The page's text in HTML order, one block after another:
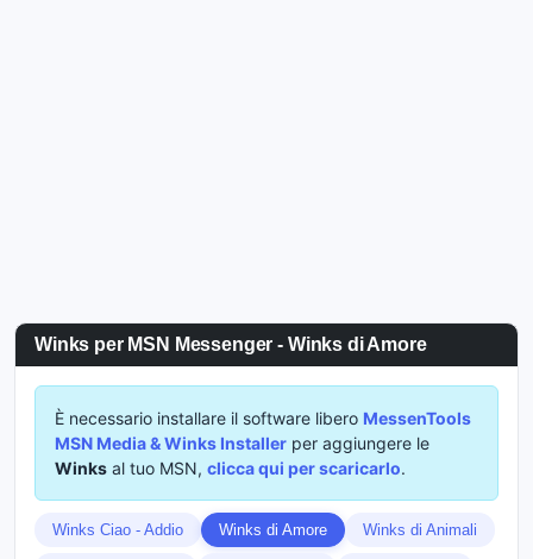
Winks per MSN Messenger - Winks di Amore
È necessario installare il software libero MessenTools
MSN Media & Winks Installer per aggiungere le
Winks al tuo MSN, clicca qui per scaricarlo.
Winks Ciao - Addio Winks di Amore Winks di Animali